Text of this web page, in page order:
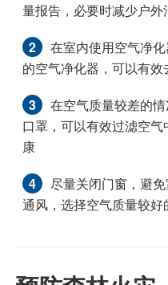
量报告，必要时减少户外
在室内使用空气净
的空气净化器，可以有
在空气质量较差的
口罩，可以有效过滤空
康
尽量关闭门窗，避
通风，选择空气质量较好